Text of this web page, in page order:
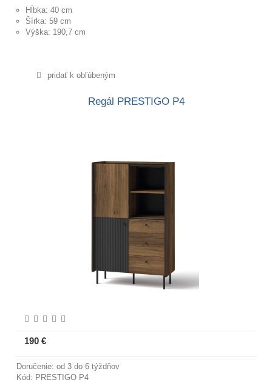
Hĺbka: 40 cm
Šírka: 59 cm
Výška: 190,7 cm
pridať k obľúbeným
Regál PRESTIGO P4
190 €
Doručenie: od 3 do 6 týždňov
Kód: PRESTIGO P4